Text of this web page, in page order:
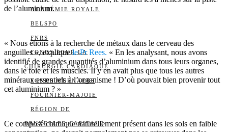
ACADÉMIE ROYALE
BELSPO
FNRS
FONDS POUR LA
CHIRURGIE CARDIAQUE
FONDS WERNAERS
FOURNIER-MAJOIE
RÉGION DE
BRUXELLES-CAPITALE
de l’aluminium.
« Nous étions à la recherche de métaux dans le cerveau des
anguilles », expliquele Pr Rees. « En les analysant, nous avons
identifié de grandes quantités d’aluminium dans tous leurs organes,
dans le foie et les muscles. Il y en avait plus que tous les autres
minéraux essentiels à l’organisme ! D’où pouvait bien provenir tout
cet aluminium ? »
Ce composé chimique naturellement présent dans les sols en faible